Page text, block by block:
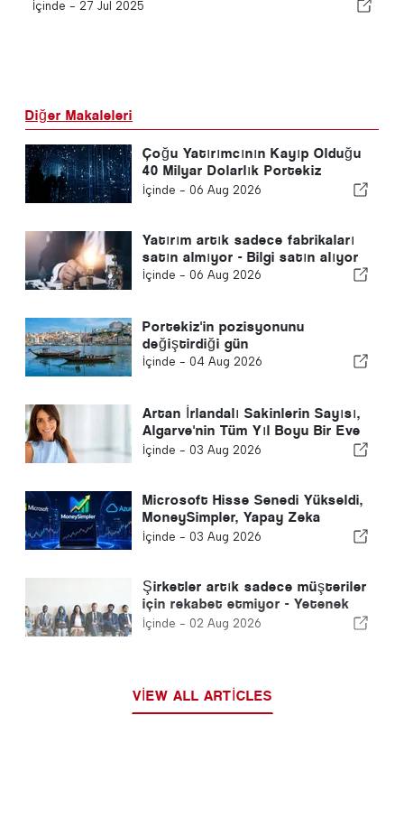
İçinde - 27 Jul 2025
Diğer Makaleleri
Çoğu Yatırımcının Kayıp Olduğu
40 Milyar Dolarlık Portekiz
Hikayesi
İçinde - 06 Aug 2026
Yatırım artık sadece fabrikaları
satın almıyor - Bilgi satın alıyor
İçinde - 06 Aug 2026
Portekiz'in pozisyonunu
değiştirdiği gün
İçinde - 04 Aug 2026
Artan İrlandalı Sakinlerin Sayısı,
Algarve'nin Tüm Yıl Boyu Bir Eve
Dönüşümünü Vurguluyor
İçinde - 03 Aug 2026
Microsoft Hisse Senedi Yükseldi,
MoneySimpler, Yapay Zeka
Otomatik Ticaret ile
İçinde - 03 Aug 2026
Şirketler artık sadece müşteriler
için rekabet etmiyor - Yetenek
için rekabet ediyorlar
İçinde - 02 Aug 2026
VIEW ALL ARTICLES